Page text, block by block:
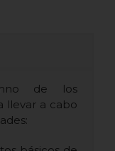
de los
llevar a cabo